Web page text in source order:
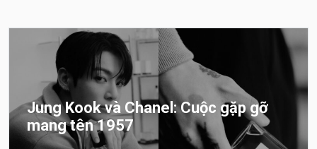
Jung Kook và Chanel: Cuộc gặp gỡ
mang tên 1957